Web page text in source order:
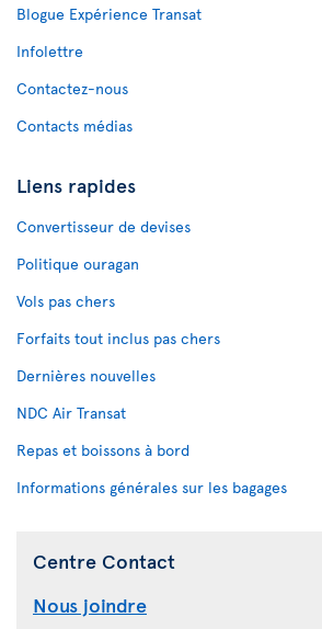
Blogue Expérience Transat
Infolettre
Contactez-nous
Contacts médias
Liens rapides
Convertisseur de devises
Politique ouragan
Vols pas chers
Forfaits tout inclus pas chers
Dernières nouvelles
NDC Air Transat
Repas et boissons à bord
Informations générales sur les bagages
Centre Contact
Nous joindre